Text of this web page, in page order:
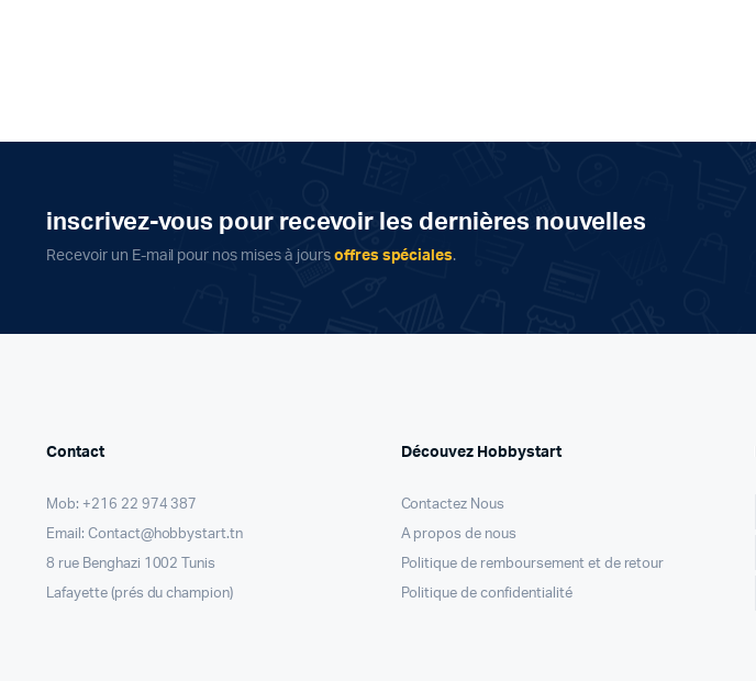
inscrivez-vous pour recevoir les dernières nouvelles
Recevoir un E-mail pour nos mises à jours offres spéciales.
Contact
Mob: +216 22 974 387
Email: Contact@hobbystart.tn
8 rue Benghazi 1002 Tunis
Lafayette (prés du champion)
Découvez Hobbystart
Contactez Nous
A propos de nous
Politique de remboursement et de retour
Politique de confidentialité